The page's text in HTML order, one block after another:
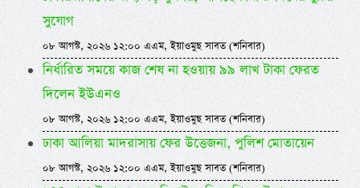
সুযোগ
০৮ আগস্ট, ২০২৬ ১২:০০ এএম, ইয়াওমুছ সাবত (শনিবার)
নির্ধারিত সময়ে কাজ শেষ না হওয়ায় ৯৯ লাখ টাকা ফেরত
দিলেন ইউএনও
০৮ আগস্ট, ২০২৬ ১২:০০ এএম, ইয়াওমুছ সাবত (শনিবার)
ঢাকা আলিয়া মাদরাসায় ফের উত্তেজনা, পুলিশ মোতায়েন
০৮ আগস্ট, ২০২৬ ১২:০০ এএম, ইয়াওমুছ সাবত (শনিবার)